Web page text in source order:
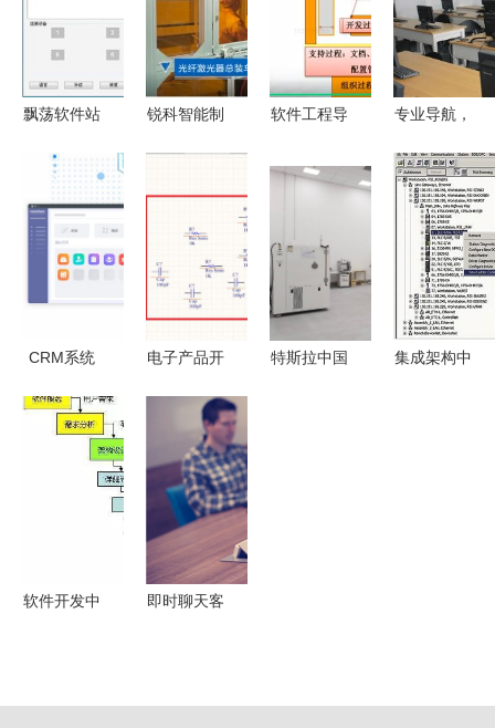
飘荡软件站
工具 瑞芯
批量固件升
级工具
v1.5.3.0绿
锐科智能制
领高品质发
软件工程导
程与生存周
发中的核心
作用
专业导航，
迷路 你的
软件开发成
才地图
CRM系统
费用解析
价格的真相
与影响因素
电子产品开
altium
designer下
载安装
特斯拉中国
集成架构中
软件开发中
即时聊天客